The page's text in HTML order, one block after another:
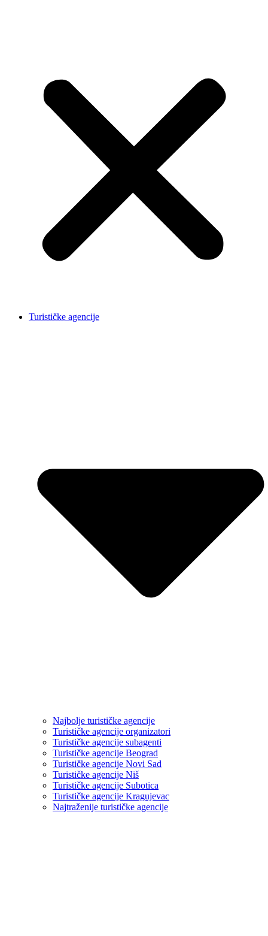
Turističke agencije
Najbolje turističke agencije
Turističke agencije organizatori
Turističke agencije subagenti
Turističke agencije Beograd
Turističke agencije Novi Sad
Turističke agencije Niš
Turističke agencije Subotica
Turističke agencije Kragujevac
Najtraženije turističke agencije